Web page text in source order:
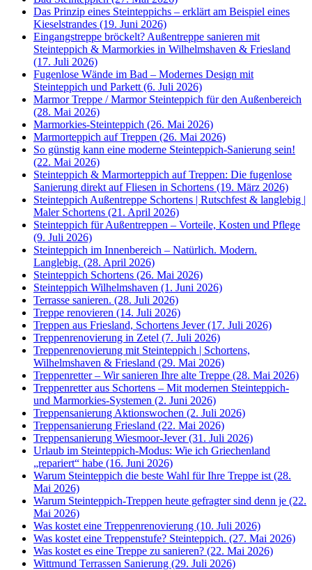
Das Prinzip eines Steinteppichs – erklärt am Beispiel eines
Kieselstrandes (19. Juni 2026)
Eingangstreppe bröckelt? Außentreppe sanieren mit
Steinteppich & Marmorkies in Wilhelmshaven & Friesland
(17. Juli 2026)
Fugenlose Wände im Bad – Modernes Design mit
Steinteppich und Parkett (6. Juli 2026)
Marmor Treppe / Marmor Steinteppich für den Außenbereich
(28. Mai 2026)
Marmorkies-Steinteppich (26. Mai 2026)
Marmorteppich auf Treppen (26. Mai 2026)
So günstig kann eine moderne Steinteppich-Sanierung sein!
(22. Mai 2026)
Steinteppich & Marmorteppich auf Treppen: Die fugenlose
Sanierung direkt auf Fliesen in Schortens (19. März 2026)
Steinteppich Außentreppe Schortens | Rutschfest & langlebig |
Maler Schortens (21. April 2026)
Steinteppich für Außentreppen – Vorteile, Kosten und Pflege
(9. Juli 2026)
Steinteppich im Innenbereich – Natürlich. Modern.
Langlebig. (28. April 2026)
Steinteppich Schortens (26. Mai 2026)
Steinteppich Wilhelmshaven (1. Juni 2026)
Terrasse sanieren. (28. Juli 2026)
Treppe renovieren (14. Juli 2026)
Treppen aus Friesland, Schortens Jever (17. Juli 2026)
Treppenrenovierung in Zetel (7. Juli 2026)
Treppenrenovierung mit Steinteppich | Schortens,
Wilhelmshaven & Friesland (29. Mai 2026)
Treppenretter – Wir sanieren Ihre alte Treppe (28. Mai 2026)
Treppenretter aus Schortens – Mit modernen Steinteppich-
und Marmorkies-Systemen (2. Juni 2026)
Treppensanierung Aktionswochen (2. Juli 2026)
Treppensanierung Friesland (22. Mai 2026)
Treppensanierung Wiesmoor-Jever (31. Juli 2026)
Urlaub im Steinteppich-Modus: Wie ich Griechenland
„repariert“ habe (16. Juni 2026)
Warum Steinteppich die beste Wahl für Ihre Treppe ist (28.
Mai 2026)
Warum Steinteppich-Treppen heute gefragter sind denn je (22.
Mai 2026)
Was kostet eine Treppenrenovierung (10. Juli 2026)
Was kostet eine Treppenstufe? Steinteppich. (27. Mai 2026)
Was kostet es eine Treppe zu sanieren? (22. Mai 2026)
Wittmund Terrassen Sanierung (29. Juli 2026)